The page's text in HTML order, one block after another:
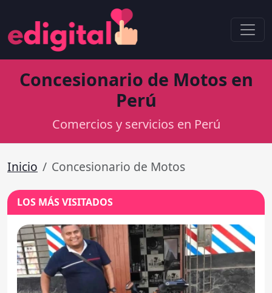
Concesionario de Motos en
Perú
Comercios y servicios en Perú
Inicio Concesionario de Motos
LOS MÁS VISITADOS